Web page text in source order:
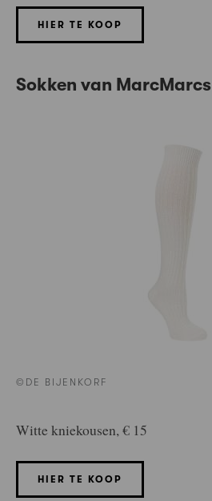
HIER TE KOOP
Sokken van MarcMarcs
©DE BIJENKORF
Witte kniekousen, € 15
HIER TE KOOP